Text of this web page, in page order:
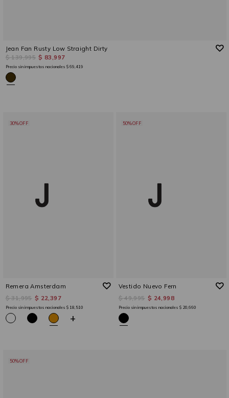
Jean Fan Rusty Low Straight Dirty
$ 139,995 $ 83,997
Precio sin impuestos nacionales $ 69,419
30%OFF
Remera Amsterdam
$ 31,995 $ 22,397
Precio sin impuestos nacionales $ 18,510
+
50%OFF
Vestido Nuevo Fern
$ 49,995 $ 24,998
Precio sin impuestos nacionales $ 20,660
50%OFF